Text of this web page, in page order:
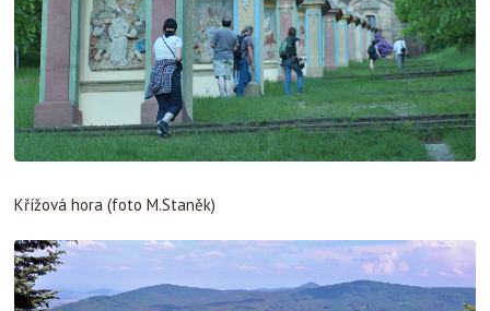
Křížová hora (foto M.Staněk)